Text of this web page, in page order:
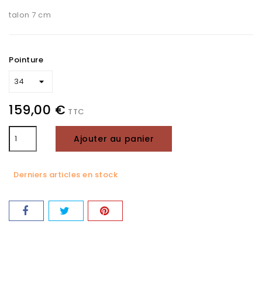
talon 7 cm
Pointure
159,00 € TTC
Ajouter au panier
Derniers articles en stock